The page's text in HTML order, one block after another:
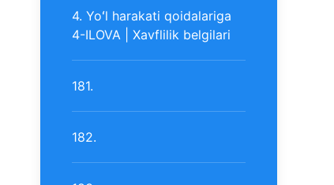
4. Yoʻl harakati qoidalariga
4-ILOVA | Xavflilik belgilari
181.
182.